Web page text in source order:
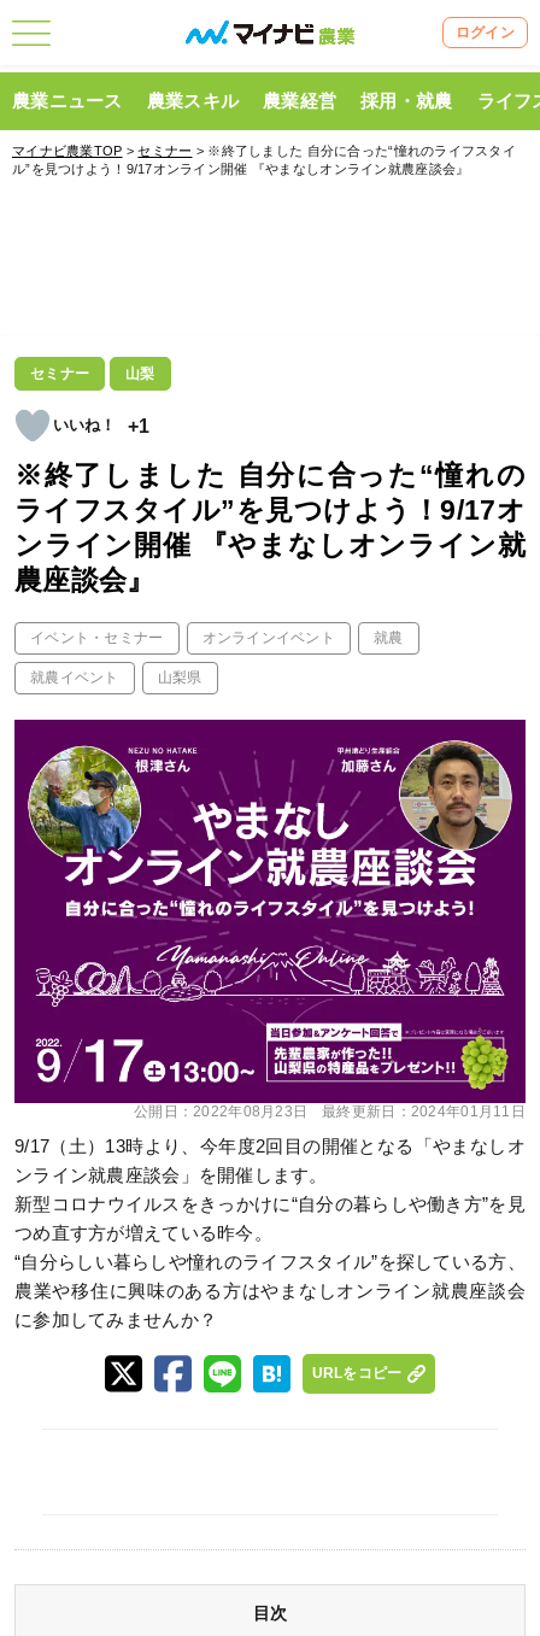
ログイン
農業ニュース 農業スキル 農業経営 採用・就農 ライフ
マイナビ農業TOP >セミナー > ※終了しました 自分に合った“憧れのライフスタイ
ル”を見つけよう！9/17オンライン開催 『やまなしオンライン就農座談会』
セミナー 山梨
+1
※終了しました 自分に合った“憧れの
ライフスタイル”を見つけよう！9/17オ
ンライン開催 『やまなしオンライン就
農座談会』
イベント・セミナー オンラインイベント 就農
就農イベント 山梨県
公開日：2022年08月23日 最終更新日： 2024年01月11日
9/17（土）13時より、今年度2回目の開催となる「やまなしオ
ンライン就農座談会」を開催します。
新型コロナウイルスをきっかけに“自分の暮らしや働き方”を見
つめ直す方が増えている昨今。
“自分らしい暮らしや憧れのライフスタイル”を探している方、
農業や移住に興味のある方はやまなしオンライン就農座談会
に参加してみませんか？
URLをコピー
目次